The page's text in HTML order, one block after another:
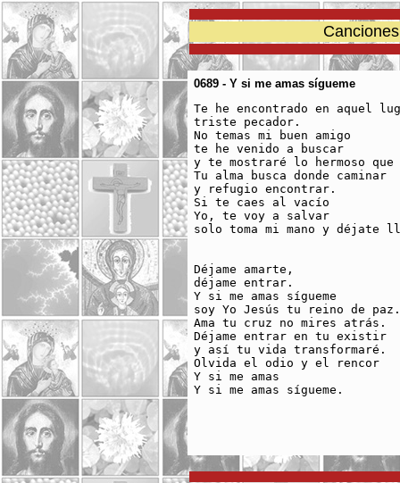
0689 - Y si me amas sígueme
Te he encontrado en aquel
triste pecador.
No temas mi buen amigo
te he venido a buscar
y te mostraré lo hermoso que
Tu alma busca donde caminar
y refugio encontrar.
Si te caes al vacío
Yo, te voy a salvar
solo toma mi mano y déjate
Déjame amarte,
déjame entrar.
Y si me amas sígueme
soy Yo Jesús tu reino de paz.
Ama tu cruz no mires atrás.
Déjame entrar en tu existir
y así tu vida transformaré.
Olvida el odio y el rencor
Y si me amas
Y si me amas sígueme.